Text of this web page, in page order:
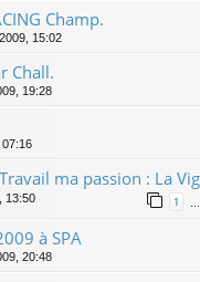
Champ.
15:02
Chall.
19:28
ma passion : La
13:50 1
à SPA
20:48